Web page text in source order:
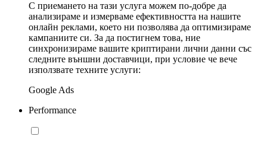
С приемането на тази услуга можем по-добре да
анализираме и измерваме ефективността на нашите
онлайн реклами, което ни позволява да оптимизираме
кампаниите си. За да постигнем това, ние
синхронизираме вашите криптирани лични данни със
следните външни доставчици, при условие че вече
използвате техните услуги:
Google Ads
Performance